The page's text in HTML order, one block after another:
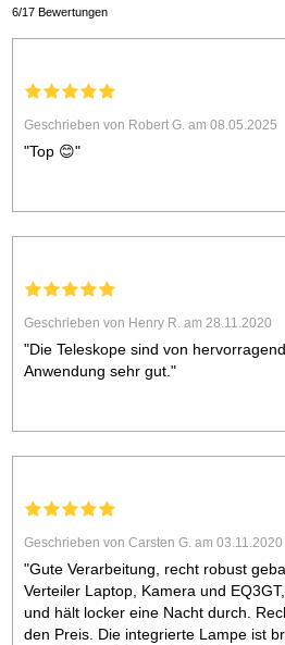
6/17 Bewertungen
Geschrieben von Robert G. am 08.05.2025
"Top 😊"
Geschrieben von Henry R. am 28.11.2020
"Die Teleskope sind von
Anwendung sehr gut."
Geschrieben von Carsten G. am 03.11.2020
"Gute Verarbeitung, recht robust
Verteiler Laptop, Kamera und
und hält locker eine Nacht durch.
den Preis. Die integrierte Lampe ist